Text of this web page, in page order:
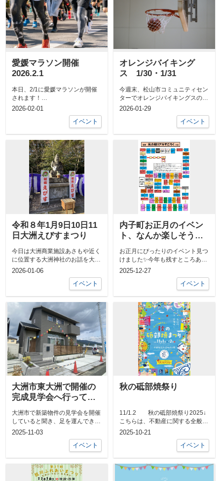
愛媛マラソン開催
2026.2.1
本日、2/1に愛媛マラソンが開催
されます！
https://ehimemarathon.jp/10：0...
2026-02-01
イベント
オレンジバイキング
ス 1/30・1/31
今週末、松山市コミュニティセン
ターでオレンジバイキングスの試
合があります！！https://oran...
2026-01-29
イベント
令和８年1月9日10日11
日大洲えびすまつり
今日は大洲商業施設あさもや近く
に位置する大洲神社のお話を大洲
神社は、福徳の神・商売繁盛・安
2026-01-06
イベント
内子町お正月のイベン
ト、なんか楽しそうな
お正月にぴったりのイベント見つ
けました✨今年も残すところあと
わずか。お正月は家でゴロゴロ派
2025-12-27
イベント
大洲市東大洲で開催の
完成見学会へ行ってき
ました ～ミサワホー
ム大洲展示場～
大洲市で新築物件の見学会を開催
していると聞き、足を運んできま
した！！玄関を入るとゆったりし
2025-11-03
イベント
秋の砥部焼祭り
11/1.2 秋の砥部焼祭り2025↓
こちらは、不動産に関する全般の
お問合せ先↓ビジネスLINEで...
2025-10-21
イベント